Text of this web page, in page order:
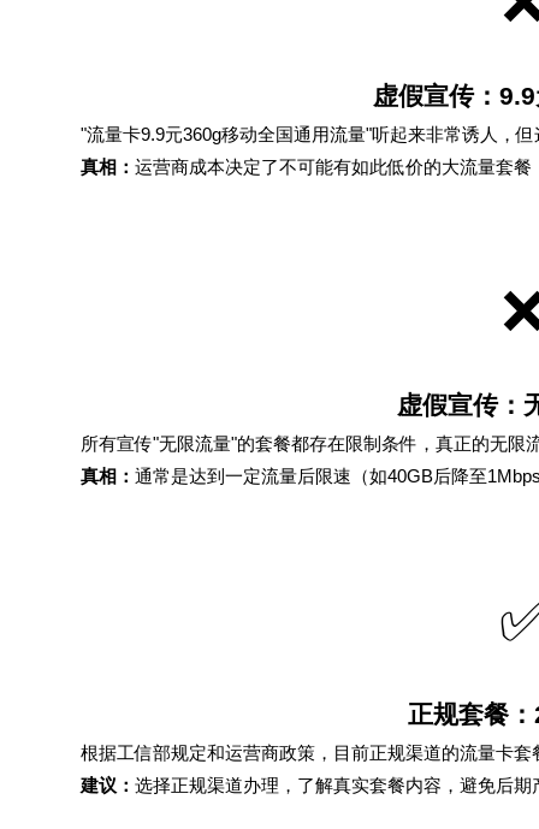
虚假宣传：
"流量卡9.9元360g移动全国通用流量"听起来非常诱人，
真相： 运营商成本决定了不可能有如此低价的大流量套
虚假宣传：
所有宣传"无限流量"的套餐都存在限制条件，真正的无限
真相： 通常是达到一定流量后限速（如40GB后降至
正规套餐
根据工信部规定和运营商政策，目前正规渠道的流量卡套
建议： 选择正规渠道办理，了解真实套餐内容，避免后